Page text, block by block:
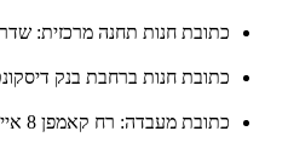
כתובת חנות תחנה מרכזית: שדרות
כתובת חנות ברחבת בנק דיסקונט:
כתובת מעבדה: רח קאמפן 8 אייסמול איזור המלונות, אילת